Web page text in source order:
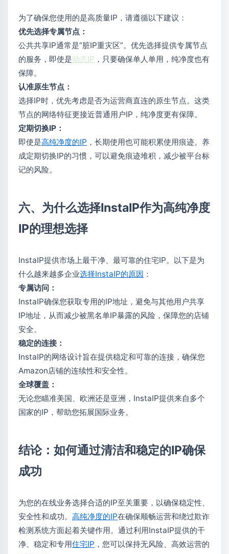
为了确保您使用的是高质量IP，请遵循以下建议：
优先选择专属节点：
公共共享IP通常是“脏IP重灾区”。优先选择提供专属节点
的服务，即使是动态IP ，只要确保单人单用，纯净度也有
保障。
认准原生节点：
选择IP时，优先考虑是否为运营商直连的原生节点。这类
节点的网络特征更接近普通用户IP，纯净度更有保障。
定期切换IP：
即使是高纯净度的IP ，长期使用也可能积累使用痕迹。养
成定期切换IP的习惯，可以避免痕迹堆积，减少被平台标
记的风险。
六、为什么选择InstaIP作为高纯净度
IP的理想选择
InstaIP提供市场上最干净、最可靠的住宅IP。以下是为
什么越来越多企业选择InstaIP的原因 ：
专属访问：
InstaIP确保您获取专用的IP地址，避免与其他用户共享
IP地址，从而减少被黑名单IP暴露的风险，保障您的店铺
安全。
稳定的连接：
InstaIP的网络设计旨在提供稳定和可靠的连接，确保您
Amazon店铺的连续性和安全性。
全球覆盖：
无论您瞄准美国、欧洲还是亚洲，InstaIP提供来自多个
国家的IP，帮助您拓展国际业务。
结论：如何通过清洁和稳定的IP确保
成功
为您的在线业务选择合适的IP至关重要，以确保稳定性、
安全性和成功。 高纯净度的IP在确保顺畅运营和绕过欺诈
检测系统方面起着关键作用。通过利用InstaIP提供的干
净、稳定和专用住宅IP ，您可以保持无风险、高效运营的